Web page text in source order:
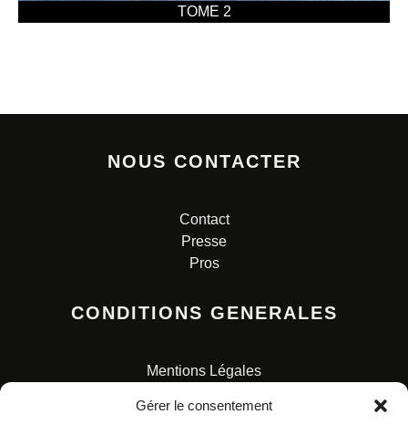
Gérer le consentement
TOME 2
NOUS CONTACTER
Contact
Presse
Pros
CONDITIONS GENERALES
Mentions Légales
Charte pour la protection des données personnelles